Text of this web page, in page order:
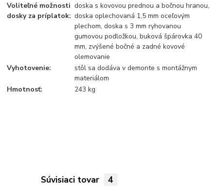
Voliteľné možnosti
dosky za príplatok:
doska s kovovou prednou a bočnou hranou,
doska oplechovaná 1,5 mm oceľovým
plechom, doska s 3 mm ryhovanou
gumovou podložkou, buková špárovka 40
mm, zvýšené bočné a zadné kovové
olemovanie
Vyhotovenie:
stôl sa dodáva v demonte s montážnym
materiálom
Hmotnosť:
243 kg
Súvisiaci tovar 4